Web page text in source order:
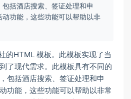
括酒店搜索、签证处理和申
功能，这些功能可以帮助以非
HTML 模板。此模板实现了当
了现代需求。此模板具有不同的
包括酒店搜索、签证处理和申
功能，这些功能可以帮助以非常